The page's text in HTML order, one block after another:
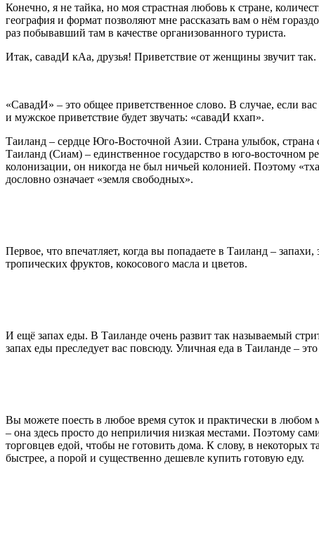
Конечно, я не тайка, но моя страстная любовь к стране,
география и формат позволяют мне рассказать вам о нём
раз побывавший там в качестве организованного туриста.
Итак, савадИ кАа, друзья! Приветствие от женщины звучит так.
«СавадИ» – это общее приветственное слово. В случае, если
и мужское приветствие будет звучать: «савадИ кхап».
Таиланд – сердце Юго-Восточной Азии. Страна улыбок, страна
Таиланд (Сиам) – единственное государство в юго-восточном
колонизации, он никогда не был ничьей колонией. Поэтому
дословно означает «земля свободных».
Первое, что впечатляет, когда вы попадаете в Таиланд –
тропических фруктов, кокосового масла и цветов.
И ещё запах еды. В Таиланде очень развит так называемый
запах еды преследует вас повсюду. Уличная еда в Таиланде –
Вы можете поесть в любое время суток и практически в любом
– она здесь просто до неприличия низкая местами. Поэтому
торговцев едой, чтобы не готовить дома. К слову, в некоторых
быстрее, а порой и существенно дешевле купить готовую еду.